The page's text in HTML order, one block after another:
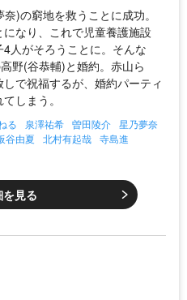
)の窮地を救うことに成功。
なり、これで児童養護施設
4人がそろうことに。そんな
野(谷恭輔)と婚約。赤山ら
で祝福するが、婚約パーティ
しまう。
る 泉澤祐希 曽田陵介 星乃夢奈
谷由夏 北村有起哉 寺島進
見る